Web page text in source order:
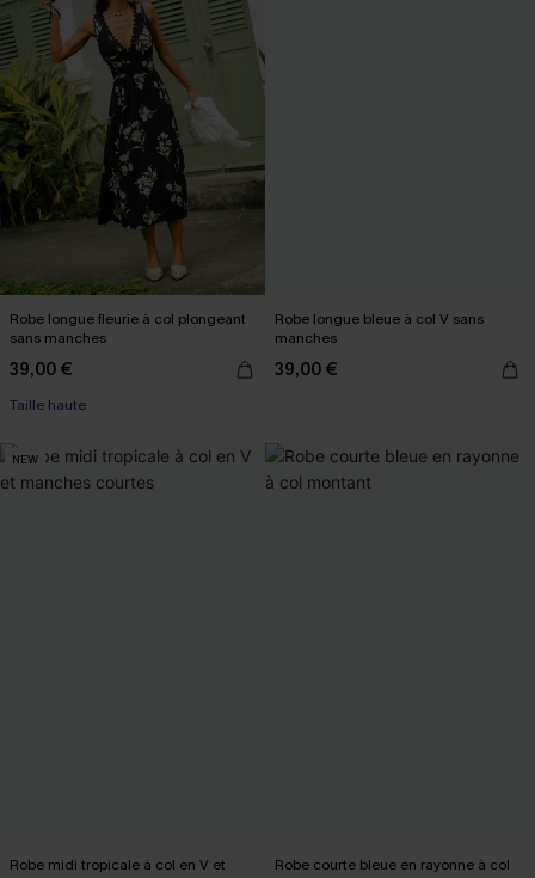
Robe longue fleurie à col plongeant
sans manches
39,00 €
Taille haute
Robe longue bleue à col V sans
manches
39,00 €
NEW
Robe midi tropicale à col en V et
Robe courte bleue en rayonne à col